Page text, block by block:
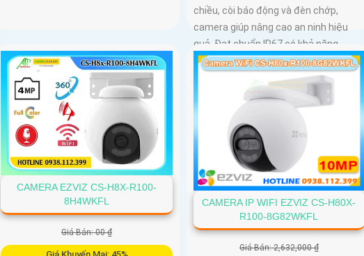
chiều, còi báo động và đèn chớp,
camera giúp nâng cao an ninh hiệu
quả. Đạt chuẩn IP67 có khả năng
chống bụi, nước, đảm bảo hoạt động
ổn định trong mọi điều kiện thời tiết
CAMERA EZVIZ CS-H8X-R100-
8H4WKFL
Giá Bán: 00 ₫
CAMERA IP WIFI EZVIZ CS-H80X-
R100-8G82WKFL
Giá Bán: 2,632,000 ₫